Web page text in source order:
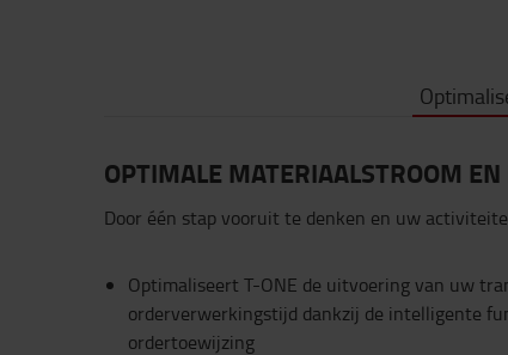
OPTIMALE MATERIAALSTROOM
Door één stap vooruit te denken en uw
Optimaliseert T-ONE de uitvoering van uw
orderverwerkingstijd dankzij de intelligente
ordertoewijzing